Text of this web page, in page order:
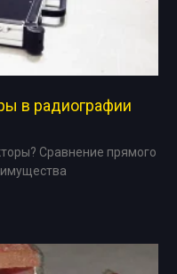
в радиографии
Сравнение прямого